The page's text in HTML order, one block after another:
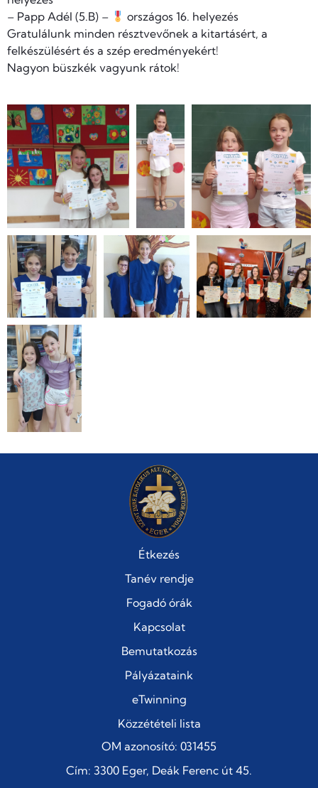
– Papp Adél (5.B) –
országos 16. helyezés
Gratulálunk minden résztvevőnek a kitartásért, a
felkészülésért és a szép eredményekért!
Nagyon büszkék vagyunk rátok!
Étkezés
Tanév rendje
Fogadó órák
Kapcsolat
Bemutatkozás
Pályázataink
eTwinning
Közzétételi lista
OM azonosító: 031455
Cím: 3300 Eger, Deák Ferenc út 45.